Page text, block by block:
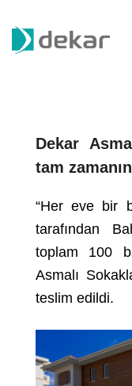
Dekar
tam
“Her eve bir
tarafından
toplam 100
Asmalı
teslim edildi.